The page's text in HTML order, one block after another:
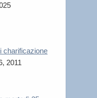
charificazione
2011